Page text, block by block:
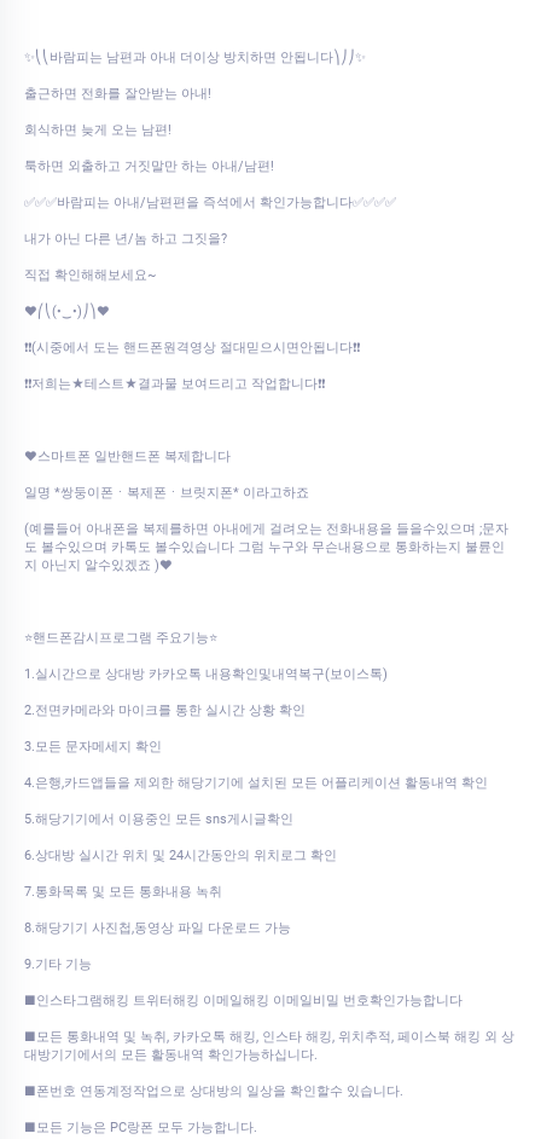
✨⎝⎝바람피는 남편과 아내 더이상 방치하면 안됩니다⎞⎠⎠✨
출근하면 전화를 잘안받는 아내!
회식하면 늦게 오는 남편!
툭하면 외출하고 거짓말만 하는 아내/남편!
✅✅✅바람피는 아내/남편편을 즉석에서 확인가능합니다✅✅✅✅
내가 아닌 다른 년/놈 하고 그짓을?
직접 확인해해보세요~
♥⎛⎝(•‿•)⎠⎞♥
❗❗(시중에서 도는 핸드폰원격영상 절대믿으시면안됩니다❗❗
❗❗저희는★테스트★결과물 보여드리고 작업합니다❗❗
♥스마트폰 일반핸드폰 복제합니다
일명 *쌍둥이폰ㆍ복제폰ㆍ브릿지폰* 이라고하죠
(예를들어 아내폰을 복제를하면 아내에게 걸려오는 전화내용을 들을수있으며 ;문자
도 볼수있으며 카톡도 볼수있습니다 그럼 누구와 무슨내용으로 통화하는지 불륜인
지 아닌지 알수있겠죠 )♥
⭐핸드폰감시프로그램 주요기능⭐
1.실시간으로 상대방 카카오톡 내용확인및내역복구(보이스톡)
2.전면카메라와 마이크를 통한 실시간 상황 확인
3.모든 문자메세지 확인
4.은행,카드앱들을 제외한 해당기기에 설치된 모든 어플리케이션 활동내역 확인
5.해당기기에서 이용중인 모든 sns게시글확인
6.상대방 실시간 위치 및 24시간동안의 위치로그 확인
7.통화목록 및 모든 통화내용 녹취
8.해당기기 사진첩,동영상 파일 다운로드 가능
9.기타 기능
■인스타그램해킹 트위터해킹 이메일해킹 이메일비밀 번호확인가능합니다
■모든 통화내역 및 녹취, 카카오톡 해킹, 인스타 해킹, 위치추적, 페이스북 해킹 외 상
대방기기에서의 모든 활동내역 확인가능하십니다.
■폰번호 연동계정작업으로 상대방의 일상을 확인할수 있습니다.
■모든 기능은 PC랑폰 모두 가능합니다.